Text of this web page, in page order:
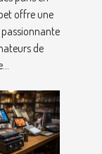
?offre une
de